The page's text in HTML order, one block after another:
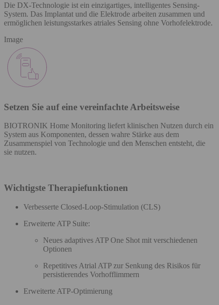
Die DX-Technologie ist ein einzigartiges, intelligentes Sensing-
System. Das Implantat und die Elektrode arbeiten zusammen und
ermöglichen leistungsstarkes atriales Sensing ohne Vorhofelektrode.
Image
Setzen Sie auf eine vereinfachte Arbeitsweise
BIOTRONIK Home Monitoring liefert klinischen Nutzen durch ein
System aus Komponenten, dessen wahre Stärke aus dem
Zusammenspiel von Technologie und den Menschen entsteht, die
sie nutzen.
Wichtigste Therapiefunktionen
Verbesserte Closed-Loop-Stimulation (CLS​)
Erweiterte ATP Suite:
Neues adaptives ATP One Shot mit verschiedenen
Optionen
Repetitives Atrial ATP zur Senkung des Risikos für
persistierendes Vorhofflimmern​
Erweiterte ATP-Optimierung​